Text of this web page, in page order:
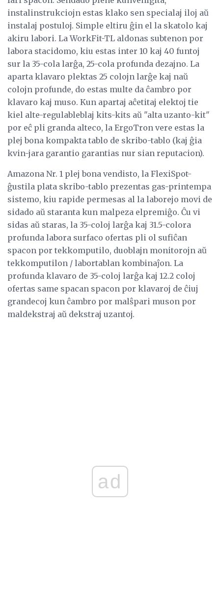
instalinstrukciojn estas klako sen specialaj iloj aŭ
instalaj postuloj. Simple eltiru ĝin el la skatolo kaj
akiru labori. La WorkFit-TL aldonas subtenon por
labora stacidomo, kiu estas inter 10 kaj 40 funtoj
sur la 35-cola larĝa, 25-cola profunda dezajno. La
aparta klavaro plektas 25 colojn larĝe kaj naŭ
colojn profunde, do estas multe da ĉambro por
klavaro kaj muso. Kun apartaj aĉetitaj elektoj tie
kiel alte-regulableblaj kits-kits aŭ "alta uzanto-kit"
por eĉ pli granda alteco, la ErgoTron vere estas la
plej bona kompakta tablo de skribo-tablo (kaj ĝia
kvin-jara garantio garantias nur sian reputacion).
Amazona Nr. 1 plej bona vendisto, la FlexiSpot-
ĝustila plata skribo-tablo prezentas gas-printempa
sistemo, kiu rapide permesas al la laborejo movi de
sidado aŭ staranta kun malpeza elpremiĝo. Ĉu vi
sidas aŭ staras, la 35-coloj larĝa kaj 31.5-colora
profunda labora surfaco ofertas pli ol sufiĉan
spacon por tekkomputilo, duoblajn monitorojn aŭ
tekkomputilon / labortablan kombinaĵon. La
profunda klavaro de 35-coloj larĝa kaj 12.2 coloj
ofertas same spacan spacon por klavaroj de ĉiuj
grandecoj kun ĉambro por malŝpari muson por
maldekstraj aŭ dekstraj uzantoj.
ad